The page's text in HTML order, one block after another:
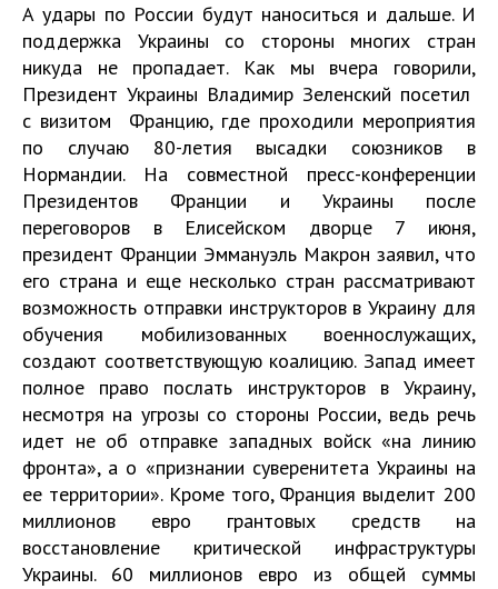
А удары по России будут наноситься и дальше. И
поддержка Украины со стороны многих стран
никуда не пропадает. Как мы вчера говорили,
Президент Украины Владимир Зеленский посетил
с визитом
Францию, где проходили мероприятия
по случаю 80-летия высадки союзников в
Нормандии. На совместной пресс-конференции
Президентов Франции и Украины после
переговоров в Елисейском дворце 7 июня,
президент Франции Эммануэль Макрон заявил, что
его страна и еще несколько стран рассматривают
возможность отправки инструкторов в Украину для
обучения мобилизованных военнослужащих,
создают соответствующую коалицию. Запад имеет
полное право послать инструкторов в Украину,
несмотря на угрозы со стороны России, ведь речь
идет не об отправке западных войск «на линию
фронта», а о «признании суверенитета Украины на
ее территории». Кроме того, Франция выделит 200
миллионов евро грантовых средств на
восстановление критической инфраструктуры
Украины. 60 миллионов евро из общей суммы